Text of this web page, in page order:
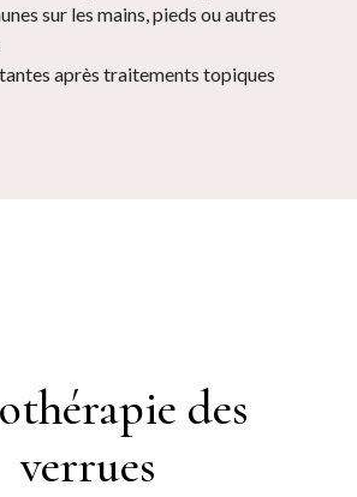
sur les mains, pieds ou autres
après traitements topiques
des
verrues